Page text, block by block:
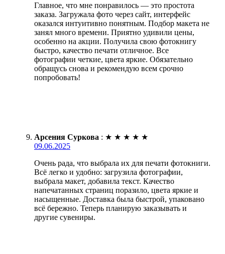
Главное, что мне понравилось — это простота
заказа. Загружала фото через сайт, интерфейс
оказался интуитивно понятным. Подбор макета не
занял много времени. Приятно удивили цены,
особенно на акции. Получила свою фотокнигу
быстро, качество печати отличное. Все
фотографии четкие, цвета яркие. Обязательно
обращусь снова и рекомендую всем срочно
попробовать!
Арсения Суркова : ★ ★ ★ ★ ★
09.06.2025
Очень рада, что выбрала их для печати фотокниги.
Всё легко и удобно: загрузила фотографии,
выбрала макет, добавила текст. Качество
напечатанных страниц поразило, цвета яркие и
насыщенные. Доставка была быстрой, упаковано
всё бережно. Теперь планирую заказывать и
другие сувениры.